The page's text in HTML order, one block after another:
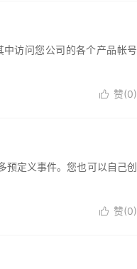
访问您公司的各个产品帐号
 赞(0)
预定义事件。您也可以自己创
 赞(0)